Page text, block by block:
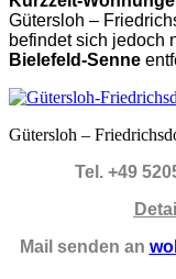
Gütersloh –
befindet sich jedoch
Bielefeld-Senne
Gütersloh –
Tel. +49
Mail senden an